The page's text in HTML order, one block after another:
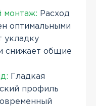
монтаж: Расход
оптимальными
укладку
снижает общие
Гладкая
профиль